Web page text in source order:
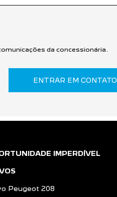
da concessionária.
ENTRAR EM CONTATO
IMPERDÍVEL
Peugeot 208